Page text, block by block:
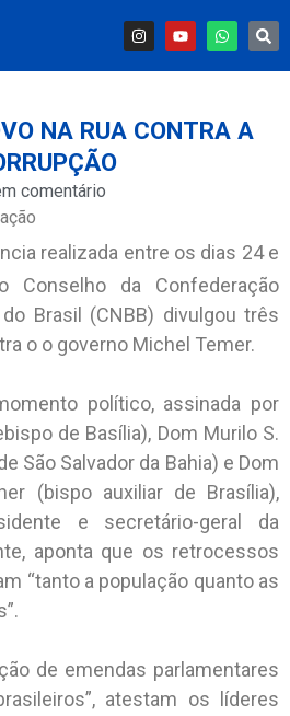
NA RUA CONTRA A
comentário
realizada entre os dias 24 e
Conselho da Confederação
Brasil (CNBB) divulgou três
o o governo Michel Temer.
político, assinada por
de Basília), Dom Murilo S.
São Salvador da Bahia) e Dom
(bispo auxiliar de Brasília),
e secretário-geral da
aponta que os retrocessos
“tanto a população quanto as
de emendas parlamentares
atestam os líderes